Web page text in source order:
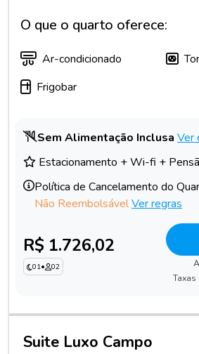
O que o quarto oferece:
Ar-condicionado
Frigobar
Sem Alimentação Inclusa Ver
Estacionamento + Wi-fi +
Política de Cancelamento do
Não ReembolsávelVer regras
R$ 1.726,02
01• 02
Suite Luxo Campo